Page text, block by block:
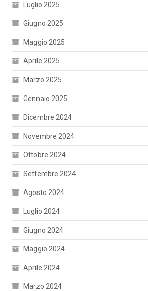
Luglio 2025
Giugno 2025
Maggio 2025
Aprile 2025
Marzo 2025
Gennaio 2025
Dicembre 2024
Novembre 2024
Ottobre 2024
Settembre 2024
Agosto 2024
Luglio 2024
Giugno 2024
Maggio 2024
Aprile 2024
Marzo 2024